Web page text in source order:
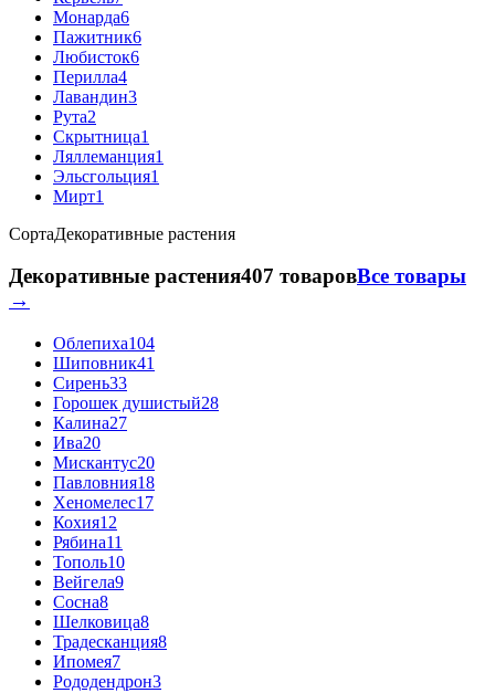
Монарда6
Пажитник6
Любисток6
Перилла4
Лавандин3
Рута2
Скрытница1
Ляллеманция1
Эльсгольция1
Мирт1
СортаДекоративные растения
Декоративные растения407 товаровВсе товары
→
Облепиха104
Шиповник41
Сирень33
Горошек душистый28
Калина27
Ива20
Мискантус20
Павловния18
Хеномелес17
Кохия12
Рябина11
Тополь10
Вейгела9
Сосна8
Шелковица8
Традесканция8
Ипомея7
Рододендрон3